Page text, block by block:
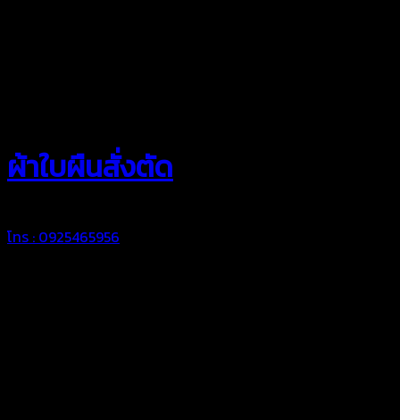
ผ้าใบผืนสั่งตัด
โทร : 0925465956